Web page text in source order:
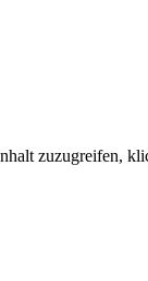
zuzugreifen,